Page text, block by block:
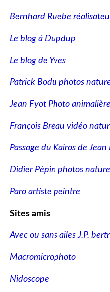
Bernhard Ruebe
Le blog à Dupdup
Le blog de Yves
Patrick Bodu photos nature
Jean Fyot Photo animalière
François Breau vidéo
Passage du Kairos de
Didier Pépin photos nature
Paro artiste peintre
Sites amis
Avec ou sans ailes J.P.
Macromicrophoto
Nidoscope